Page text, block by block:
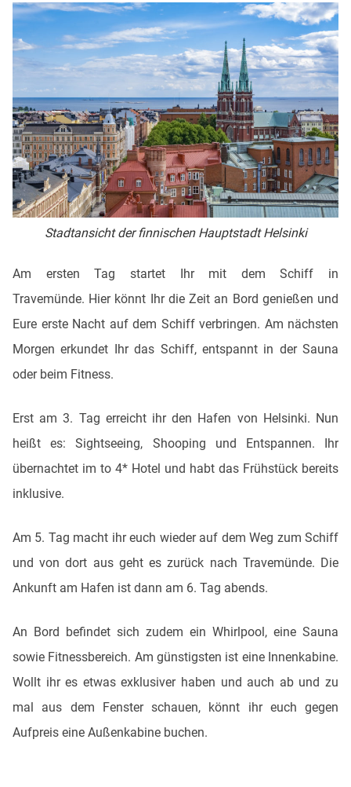
Stadtansicht der finnischen Hauptstadt Helsinki
Am ersten Tag startet Ihr mit dem Schiff in
Travemünde. Hier könnt Ihr die Zeit an Bord genießen und
Eure erste Nacht auf dem Schiff verbringen. Am nächsten
Morgen erkundet Ihr das Schiff, entspannt in der Sauna
oder beim Fitness.
Erst am 3. Tag erreicht ihr den Hafen von Helsinki. Nun
heißt es: Sightseeing, Shooping und Entspannen. Ihr
übernachtet im to 4* Hotel und habt das Frühstück bereits
inklusive.
Am 5. Tag macht ihr euch wieder auf dem Weg zum Schiff
und von dort aus geht es zurück nach Travemünde. Die
Ankunft am Hafen ist dann am 6. Tag abends.
An Bord befindet sich zudem ein Whirlpool, eine Sauna
sowie Fitnessbereich. Am günstigsten ist eine Innenkabine.
Wollt ihr es etwas exklusiver haben und auch ab und zu
mal aus dem Fenster schauen, könnt ihr euch gegen
Aufpreis eine Außenkabine buchen.